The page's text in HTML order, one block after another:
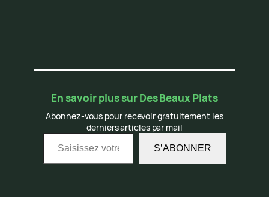
En savoir plus sur Des Beaux Plats
Abonnez-vous pour recevoir gratuitement les
derniers articles par mail
Saisissez votre adresse e-mail…
S’ABONNER